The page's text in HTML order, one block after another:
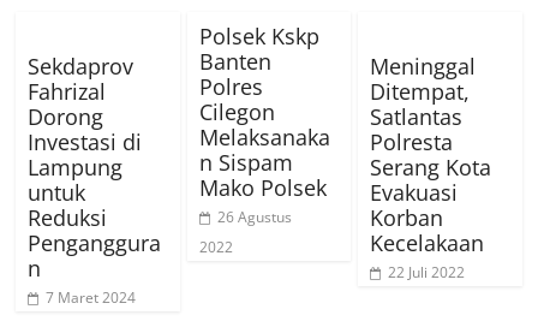
Sekdaprov
Fahrizal
Dorong
Investasi di
Lampung
untuk
Reduksi
Penganggura
n
7 Maret 2024
Polsek Kskp
Banten
Polres
Cilegon
Melaksanaka
n Sispam
Mako Polsek
26 Agustus
2022
Meninggal
Ditempat,
Satlantas
Polresta
Serang Kota
Evakuasi
Korban
Kecelakaan
22 Juli 2022